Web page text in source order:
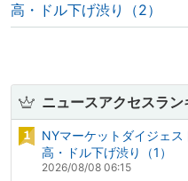
高・ドル下げ渋り（2）
ニュースアクセスラン
NYマーケットダイジェ
高・ドル下げ渋り（1）
2026/08/08 06:15